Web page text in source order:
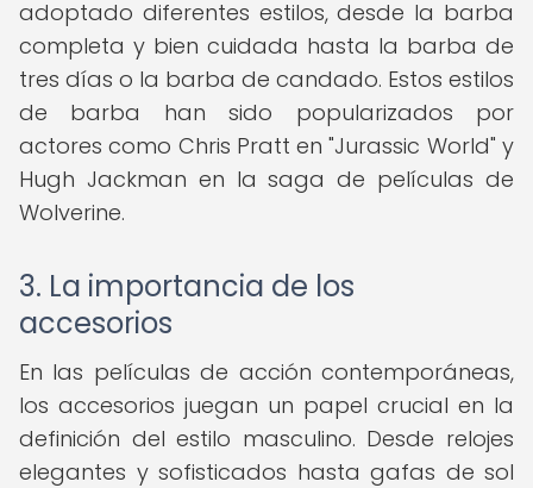
adoptado diferentes estilos, desde la barba
completa y bien cuidada hasta la barba de
tres días o la barba de candado. Estos estilos
de barba han sido popularizados por
actores como Chris Pratt en "Jurassic World" y
Hugh Jackman en la saga de películas de
Wolverine.
3. La importancia de los
accesorios
En las películas de acción contemporáneas,
los accesorios juegan un papel crucial en la
definición del estilo masculino. Desde relojes
elegantes y sofisticados hasta gafas de sol